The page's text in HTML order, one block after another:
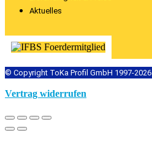
Aktuelles
© Copyright ToKa Profil GmbH 1997-2026
Vertrag widerrufen